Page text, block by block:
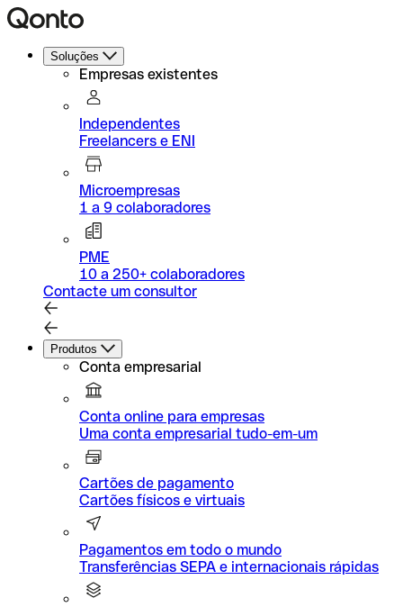
Soluções
Empresas existentes
Independentes
Freelancers e ENI
Microempresas
1 a 9 colaboradores
PME
10 a 250+ colaboradores
Contacte um consultor
Produtos
Conta empresarial
Conta online para empresas
Uma conta empresarial tudo-em-um
Cartões de pagamento
Cartões físicos e virtuais
Pagamentos em todo o mundo
Transferências SEPA e internacionais rápidas